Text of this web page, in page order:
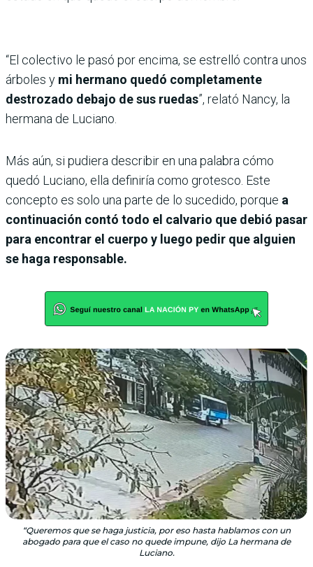
“El colectivo le pasó por encima, se estrelló contra unos
árboles y mi hermano quedó completamente
destrozado debajo de sus ruedas”, relató Nancy, la
hermana de Luciano.
Más aún, si pudiera describir en una palabra cómo
quedó Luciano, ella definiría como grotesco. Este
concepto es solo una parte de lo sucedido, porque a
continuación contó todo el calvario que debió pasar
para encontrar el cuerpo y luego pedir que alguien
se haga responsable.
“Queremos que se haga justicia, por eso hasta hablamos con un
abogado para que el caso no quede impune, dijo La hermana de
Luciano.